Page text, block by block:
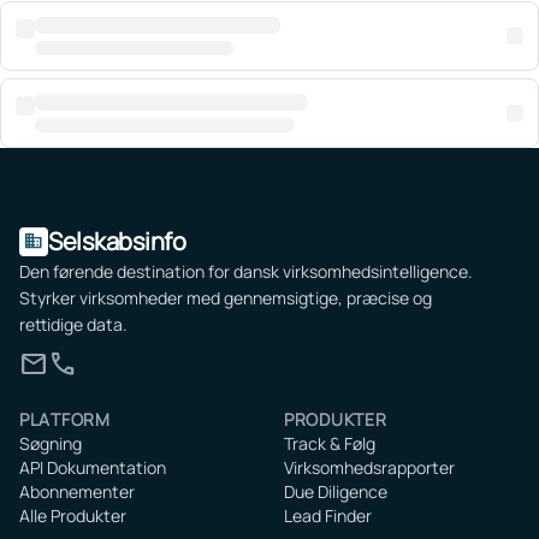
domain Selskabsinfo
Den førende destination for dansk virksomhedsintelligence.
Styrker virksomheder med gennemsigtige, præcise og
rettidige data.
mailcall
PLATFORM
Søgning
API Dokumentation
Abonnementer
Alle Produkter
PRODUKTER
Track & Følg
Virksomhedsrapporter
Due Diligence
Lead Finder